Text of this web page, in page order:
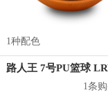
1种配色
1条